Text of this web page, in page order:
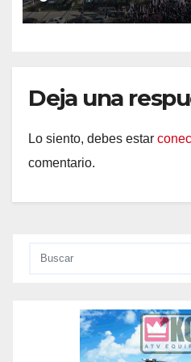
Deja una
Lo siento, debes estar
comentario.